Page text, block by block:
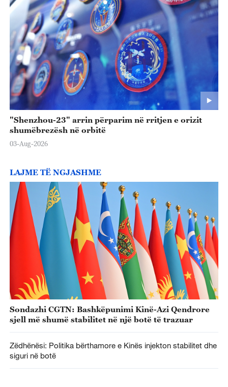
"Shenzhou-23" arrin përparim në rritjen e orizit
shumëbrezësh në orbitë
03-Aug-2026
LAJME TË NGJASHME
Sondazhi CGTN: Bashkëpunimi Kinë-Azi Qendrore
sjell më shumë stabilitet në një botë të trazuar
Zëdhënësi: Politika bërthamore e Kinës injekton stabilitet dhe
siguri në botë